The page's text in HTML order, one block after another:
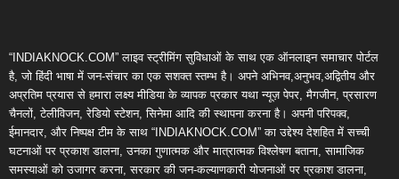
“INDIAKNOCK.COM” लाइव स्ट्रीमिंग सुविधाओं के साथ एक ऑनलाइन समाचार पोर्टल
है, जो हिंदी भाषा में जन-संचार का एक सशक्त स्तम्भ है। अपने अभिनव,अनुभव,अद्वितीय और
अप्रतिम प्रयास से हमारा लक्ष्य मीडिया के व्यापक प्रकार यथा न्यूज़ पेपर, मैगजीन, प्रसारण
चैनलों, टेलीविजन, रेडियो स्टेशन, सिनेमा आदि की स्थापना करना है। अपनी परिपक्व,
ईमानदार, और निष्पक्ष टीम के साथ “INDIAKNOCK.COM” का उद्देश्य देशहित में सच्ची
घटनाओं पर प्रकाश डालना, उनका गुणात्मक और मात्रात्मक विश्लेषण बताना, सामाजिक
समस्याओं को उजागर करना, सरकार की जन-कल्याणकारी योजनाओं पर प्रकाश डालना,